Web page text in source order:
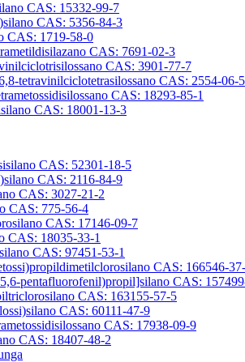
CAS: 15332-99-7
CAS: 5356-84-3
CAS: 1719-58-0
CAS: 7691-02-3
CAS: 3901-77-7
tetravinilciclotetrasilossano CAS: 2554-06-5
CAS: 18293-85-1
CAS: 18001-13-3
CAS: 52301-18-5
CAS: 2116-84-9
CAS: 3027-21-2
CAS: 775-56-4
CAS: 17146-09-7
CAS: 18035-33-1
CAS: 97451-53-1
CAS: 166546-
pentafluorofenil)propil]silano CAS:
CAS: 163155-57-5
CAS: 60111-47-9
CAS: 17938-09-9
CAS: 18407-48-2